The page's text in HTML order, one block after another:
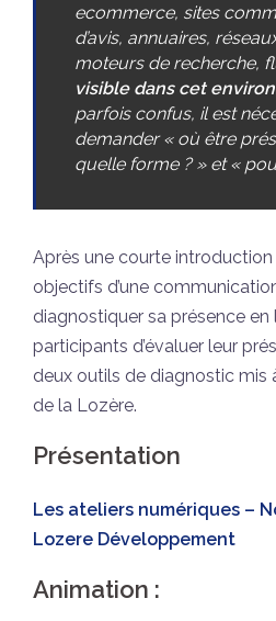
ecommerce, sites
d’avis, annuaires,
moteurs de recherche,
visible dans cet
parfois confus, il est
demander « où être
quelle forme ? » et «
Après une courte introduction
objectifs d’une
diagnostiquer sa présence en
participants d’évaluer leur
deux outils de diagnostic mis
de la Lozère.
Présentation
Les ateliers numériques –
Lozere Développement
Animation :